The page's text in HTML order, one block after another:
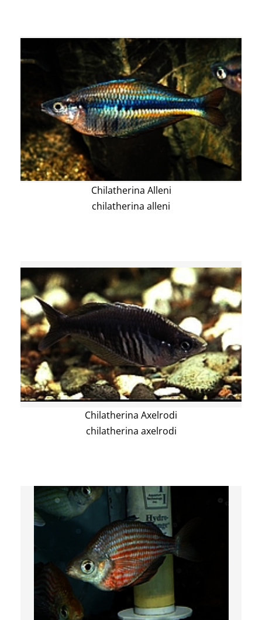
Chilatherina Alleni
chilatherina alleni
Chilatherina Axelrodi
chilatherina axelrodi